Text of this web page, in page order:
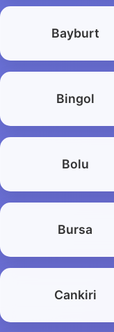
Bayburt
Bingol
Bolu
Bursa
Cankiri